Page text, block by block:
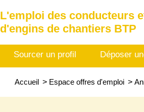
L'emploi des conducteurs
d'engins de chantiers BTP
Sourcer un profil Déposer
Accueil > Espace offres d'emploi >